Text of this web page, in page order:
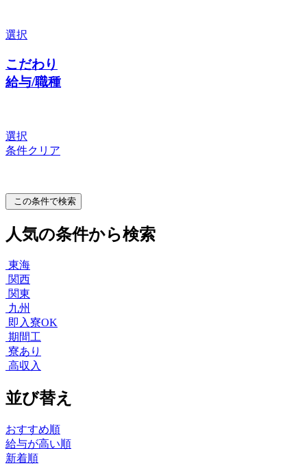
選択
こだわり
給与/職種
選択
条件クリア
この条件で検索
人気の条件から検索
東海
関西
関東
九州
即入寮OK
期間工
寮あり
高収入
並び替え
おすすめ順
給与が高い順
新着順